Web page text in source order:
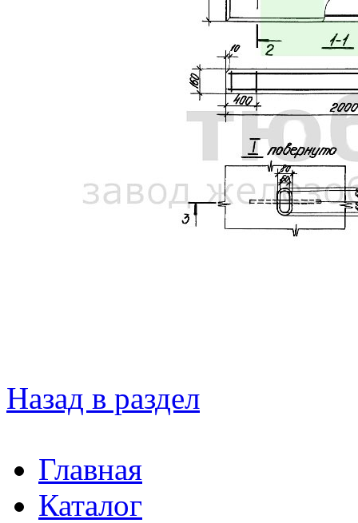
Назад в раздел
Главная
Каталог